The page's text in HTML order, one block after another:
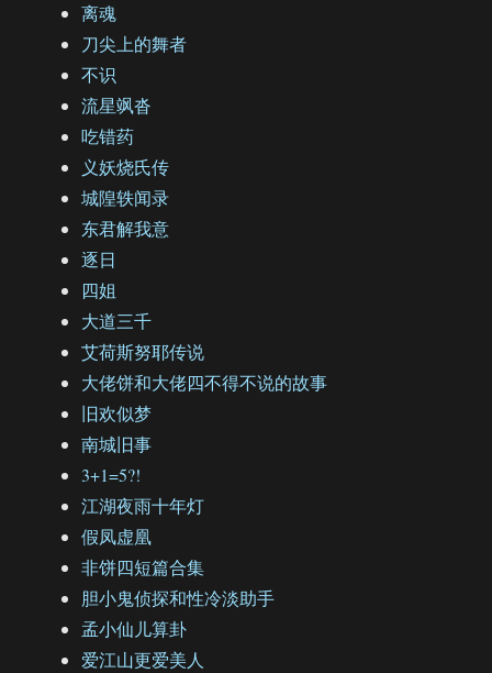
离魂
刀尖上的舞者
不识
流星飒沓
吃错药
义妖烧氏传
城隍轶闻录
东君解我意
逐日
四姐
大道三千
艾荷斯努耶传说
大佬饼和大佬四不得不说的故事
旧欢似梦
南城旧事
3+1=5?!
江湖夜雨十年灯
假凤虚凰
非饼四短篇合集
胆小鬼侦探和性冷淡助手
孟小仙儿算卦
爱江山更爱美人